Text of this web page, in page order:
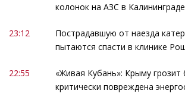
колонок на АЗС в Калининграде
23:12
Пострадавшую от наезда
пытаются спасти в клинике
22:55
«Живая Кубань»: Крыму грозит
критически повреждена